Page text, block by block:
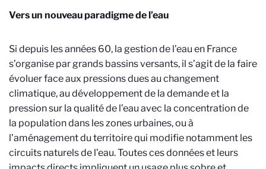
Vers un nouveau paradigme de l’eau
Si depuis les années 60, la gestion de l’eau en France
s’organise par grands bassins versants, il s’agit de la faire
évoluer face aux pressions dues au changement
climatique, au développement de la demande et la
pression sur la qualité de l’eau avec la concentration de
la population dans les zones urbaines, ou à
l’aménagement du territoire qui modifie notamment les
circuits naturels de l’eau. Toutes ces données et leurs